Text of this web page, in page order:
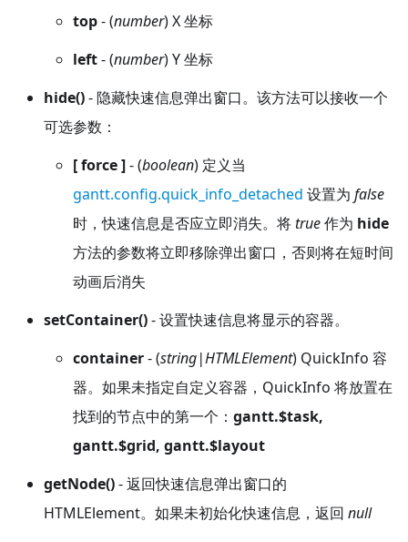
top- (number) X 坐标
left- (number) Y 坐标
hide()- 隐藏快速信息弹出窗口。该方法可以接收一个
可选参数：
[ force ]- (boolean) 定义当
gantt.config.quick_info_detached 设置为 false
时，快速信息是否应立即消失。将true作为 hide
方法的参数将立即移除弹出窗口，否则将在短时间
动画后消失
setContainer()- 设置快速信息将显示的容器。
container- (string|HTMLElement) QuickInfo 容
器。如果未指定自定义容器，QuickInfo 将放置在
找到的节点中的第一个： gantt.$task,
gantt.$grid, gantt.$layout
getNode()- 返回快速信息弹出窗口的
HTMLElement。如果未初始化快速信息，返回 null